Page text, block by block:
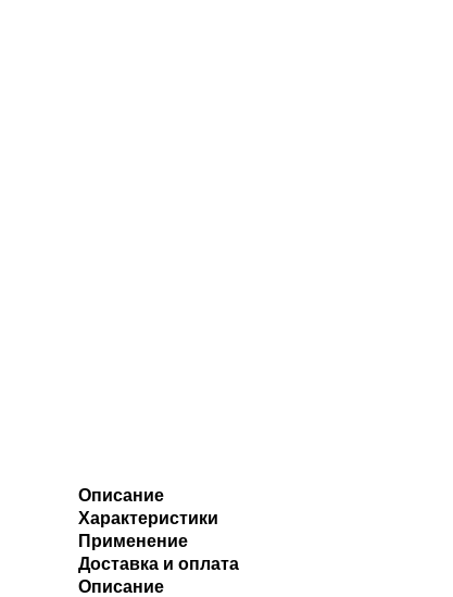
Описание
Характеристики
Применение
Доставка и оплата
Описание